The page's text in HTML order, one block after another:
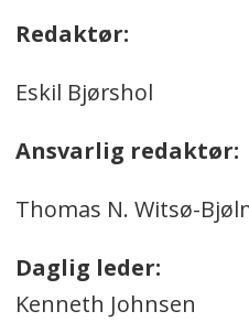
Redaktør:
Eskil Bjørshol
Ansvarlig redaktør:
Thomas N. Witsø-
Daglig leder:
Kenneth Johnsen